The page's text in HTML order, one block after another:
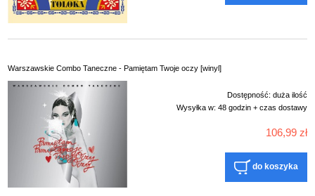
Warszawskie Combo Taneczne - Pamiętam Twoje oczy [winyl]
Dostępność: duża ilość
Wysyłka w: 48 godzin + czas dostawy
106,99 zł
do koszyka